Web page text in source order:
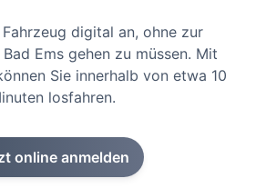
digital an, ohne zur
Ems gehen zu müssen. Mit
Sie innerhalb von etwa 10
losfahren.
online anmelden